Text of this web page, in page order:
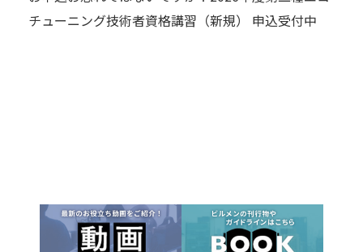
チューニング技術者資格講習（新規） 申込受付中